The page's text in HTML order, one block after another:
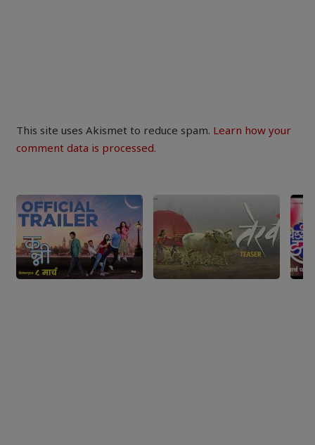
This site uses Akismet to reduce spam. Learn how your
comment data is processed.